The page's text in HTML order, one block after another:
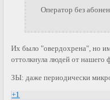
Оператор без
Их было "овердохрена", но
оттолкнула людей от нашего
ЗЫ: даже периодически
+1